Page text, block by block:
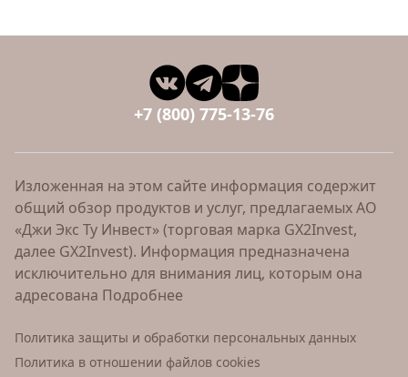
+7 (800) 775-13-76
Изложенная на этом сайте информация содержит
общий обзор продуктов и услуг, предлагаемых АО
«Джи Экс Ту Инвест» (торговая марка GX2Invest,
далее GX2Invest). Информация предназначена
исключительно для внимания лиц, которым она
адресована Подробнее
Политика защиты и обработки персональных данных
Политика в отношении файлов cookies